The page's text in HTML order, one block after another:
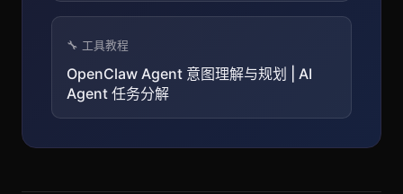
🔧 工具教程
OpenClaw Agent 意图理解与规划 | AI
Agent 任务分解